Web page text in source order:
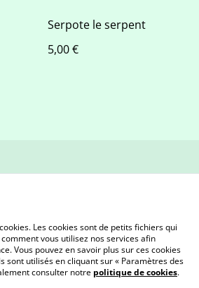
Serpote le serpent
5,00 €
confidentialité
Cookies
Les cookies sont de petits fichiers qui
vous utilisez nos services afin
Vous pouvez en savoir plus sur ces cookies
sont utilisés en cliquant sur « Paramètres des
consulter notre politique de cookies.